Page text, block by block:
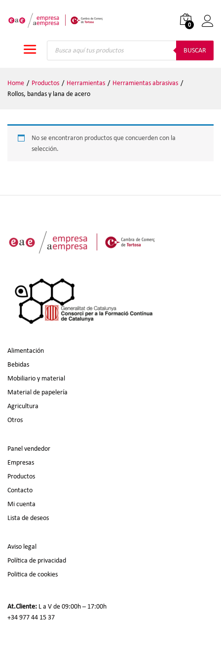
0
Búsqueda
BUSCAR
Home / Productos / Herramientas / Herramientas abrasivas /
Rollos, bandas y lana de acero
No se encontraron productos que concuerden con la
selección.
Alimentación
Bebidas
Mobiliario y material
Material de papelería
Agricultura
Otros
Panel vendedor
Empresas
Productos
Contacto
Mi cuenta
Lista de deseos
Aviso legal
Política de privacidad
Politica de cookies
At.Cliente: L a V de 09:00h – 17:00h
+34 977 44 15 37